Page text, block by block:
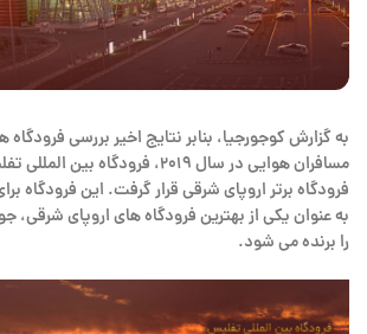
به گزارش کوجورجیا، بنابر نتایج اخیر بررسی
فرودگاه برتر اروپای شرقی قرار گرفت. این فرودگاه
به عنوان یکی از بهترین فرودگاه های اروپای شرقی،
را برنده می شود.